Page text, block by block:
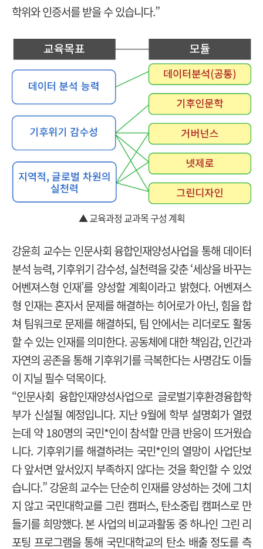
학위와 인증서를 받을 수 있습니다.”
▲ 교육과정 교과목 구성 계획
강윤희 교수는 인문사회 융합인재양성사업을 통해 데이터
분석 능력, 기후위기 감수성, 실천력을 갖춘 ‘세상을 바꾸는
어벤져스형 인재’를 양성할 계획이라고 밝혔다. 어벤져스
형 인재는 혼자서 문제를 해결하는 히어로가 아닌, 힘을 합
쳐 팀워크로 문제를 해결하되, 팀 안에서는 리더로도 활동
할 수 있는 인재를 의미한다. 공동체에 대한 책임감, 인간과
자연의 공존을 통해 기후위기를 극복한다는 사명감도 이들
이 지닐 필수 덕목이다.
“인문사회 융합인재양성사업으로 글로벌기후환경융합학
부가 신설될 예정입니다. 지난 9월에 학부 설명회가 열렸
는데 약 180명의 국민*인이 참석할 만큼 반응이 뜨거웠습
니다. 기후위기를 해결하려는 국민*인의 열망이 사업단보
다 앞서면 앞서있지 부족하지 않다는 것을 확인할 수 있었
습니다.” 강윤희 교수는 단순히 인재를 양성하는 것에 그치
지 않고 국민대학교를 그린 캠퍼스, 탄소중립 캠퍼스로 만
들기를 희망했다. 본 사업의 비교과활동 중 하나인 그린 리
포팅 프로그램을 통해 국민대학교의 탄소 배출 정도를 측